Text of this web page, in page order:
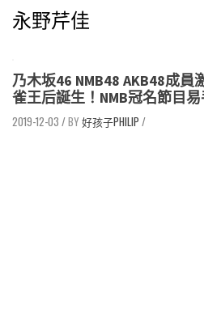
永野芹佳
乃木坂46 NMB48 AKB48成
雀王后誕生！NMB冠名節目
2019-12-03 / 好孩子PHILIP /